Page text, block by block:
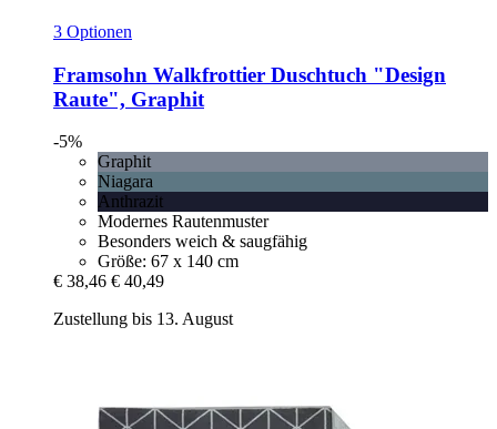
3 Optionen
Framsohn Walkfrottier Duschtuch "Design
Raute", Graphit
-5%
Graphit
Niagara
Anthrazit
Modernes Rautenmuster
Besonders weich & saugfähig
Größe: 67 x 140 cm
€ 38,46 € 40,49
Zustellung bis 13. August